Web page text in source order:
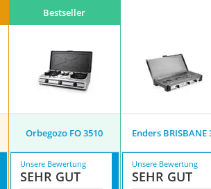
Bestseller
Orbegozo FO 3510 Enders BRISBANE
Unsere Bewertung
SEHR GUT
Unsere Bewertung
SEHR GUT